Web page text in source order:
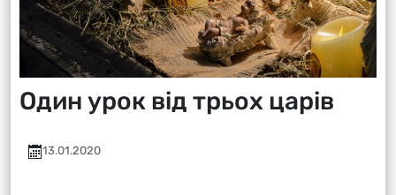
Один урок від трьох царів
13.01.2020